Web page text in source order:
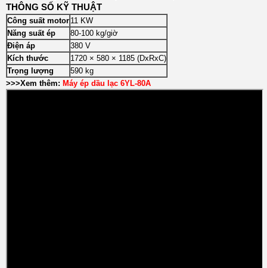
THÔNG SỐ KỸ THUẬT
Công suất motor 11 KW
Năng suất ép
80-100 kg/giờ
Điện áp
380 V
Kích thước
1720 × 580 × 1185 (DxRxC)
Trọng lượng
590 kg
>>>Xem thêm: Máy ép dầu lạc 6YL-80A